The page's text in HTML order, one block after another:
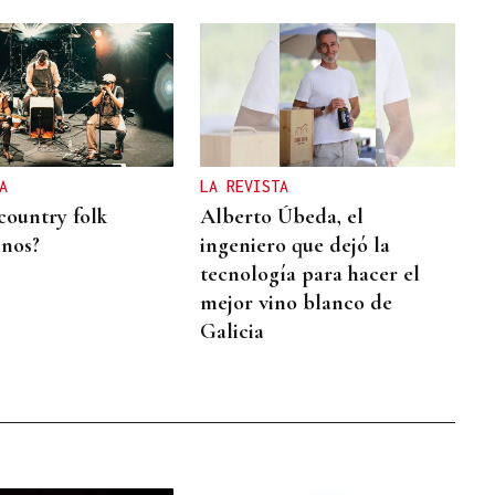
folk
LA REVISTA
Alberto Úbeda, el
ingeniero que dejó la
tecnología para hacer el
mejor vino blanco de
Galicia